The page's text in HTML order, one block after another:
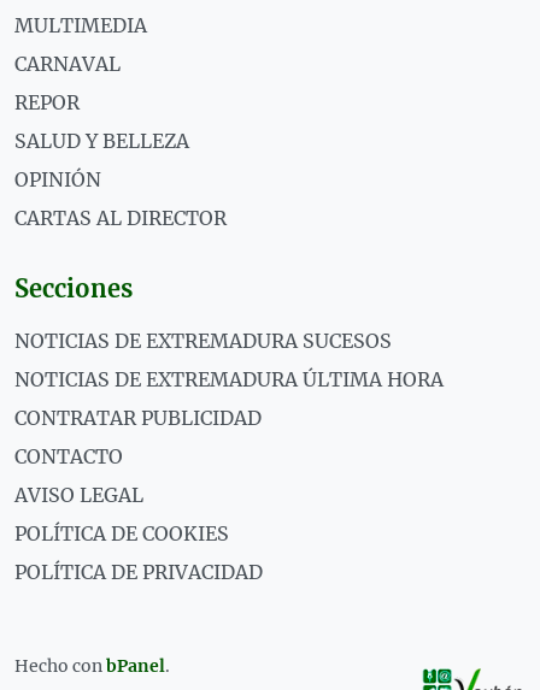
MULTIMEDIA
CARNAVAL
REPOR
SALUD Y BELLEZA
OPINIÓN
CARTAS AL DIRECTOR
Secciones
NOTICIAS DE EXTREMADURA SUCESOS
NOTICIAS DE EXTREMADURA ÚLTIMA HORA
CONTRATAR PUBLICIDAD
CONTACTO
AVISO LEGAL
POLÍTICA DE COOKIES
POLÍTICA DE PRIVACIDAD
Hecho con bPanel.